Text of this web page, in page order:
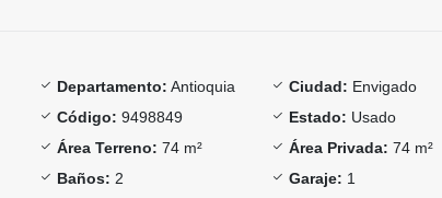
Departamento: Antioquia Ciudad: Envigado
Código: 9498849 Estado: Usado
Área Terreno: 74 m² Área Privada: 74 m²
Baños: 2 Garaje: 1